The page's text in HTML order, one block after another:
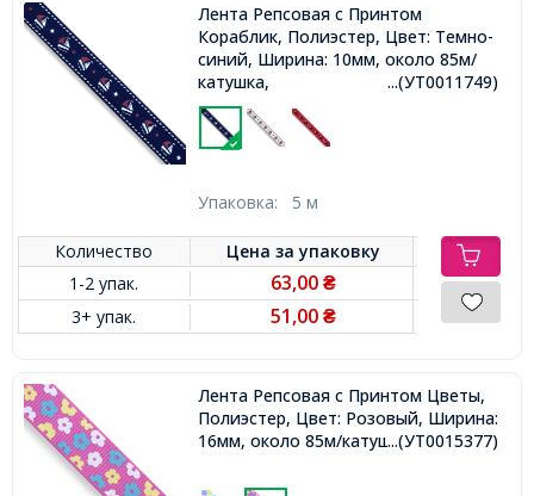
Лента Репсовая с Принтом
Кораблик, Полиэстер, Цвет: Темно-
синий, Ширина: 10мм, около 85м/
катушка,
...(УТ0011749)
Упаковка: 5 м
Количество Цена заупаковку
1-2 упак.
63,00₴
3+ упак. 51,00₴
Лента Репсовая с Принтом Цветы,
Полиэстер, Цвет: Розовый, Ширина:
16мм, около 85м/катушка,...(УТ0015377)